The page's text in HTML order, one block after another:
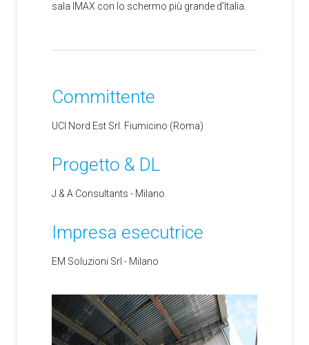
sala IMAX con lo schermo più grande d’Italia.
Committente
UCI Nord Est Srl. Fiumicino (Roma)
Progetto & DL
J & A Consultants - Milano
Impresa esecutrice
EM Soluzioni Srl - Milano